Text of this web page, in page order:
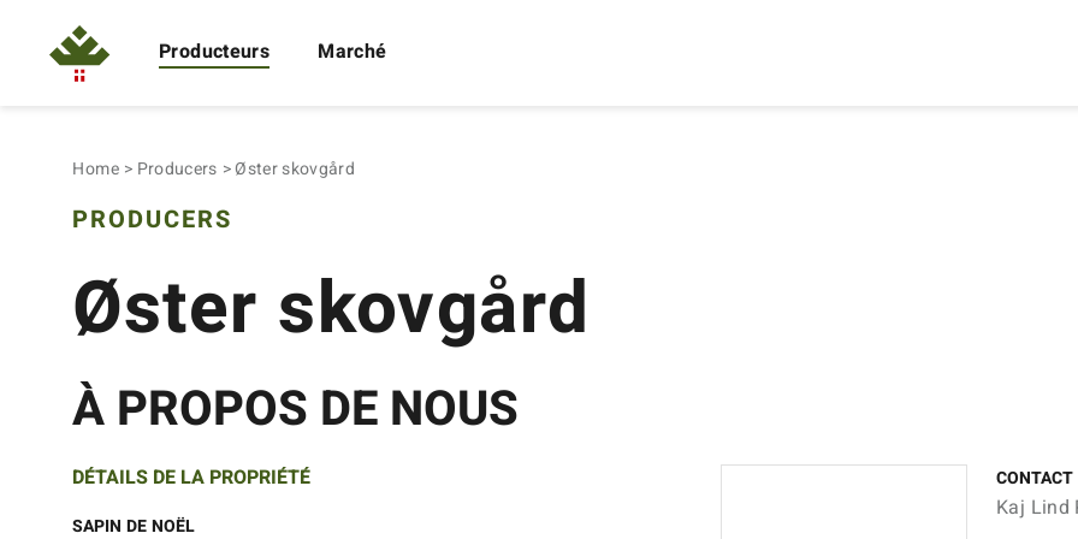
Producteurs Marché
Home Producers Øster skovgård
PRODUCERS
Øster skovgård
À PROPOS DE NOUS
DÉTAILS DE LA PROPRIÉTÉ
SAPIN DE NOËL
CONTACT
Kaj Lind